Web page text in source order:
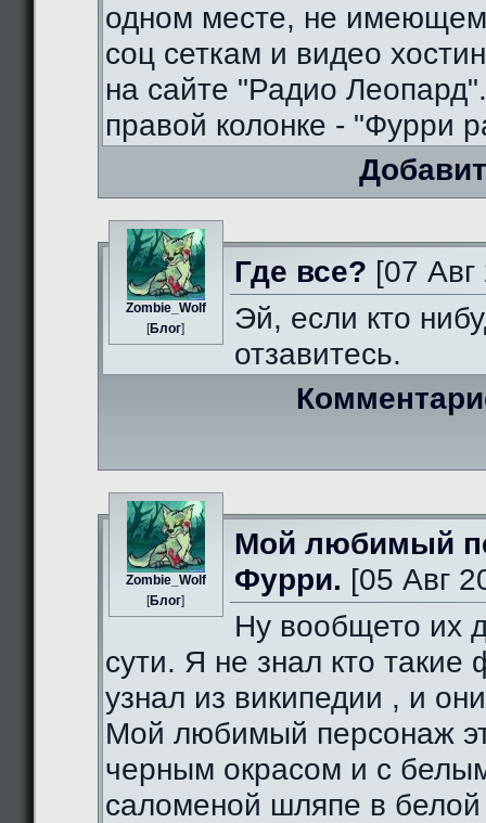
одном месте, не
соц сеткам и видео
на сайте "Радио
правой колонке - "Фурри
Zombie_Wolf
[Блог]
Где все? [07
Эй, если кто
отзавитесь.
Zombie_Wolf
[Блог]
Мой любимый
Фурри. [05 Авг
Ну вообщето их
сути. Я не знал кто такие
узнал из википедии , и
Мой любимый персонаж
черным окрасом и с
саломеной шляпе в